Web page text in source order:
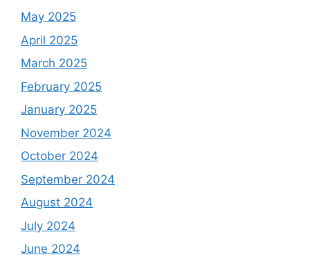
May 2025
April 2025
March 2025
February 2025
January 2025
November 2024
October 2024
September 2024
August 2024
July 2024
June 2024